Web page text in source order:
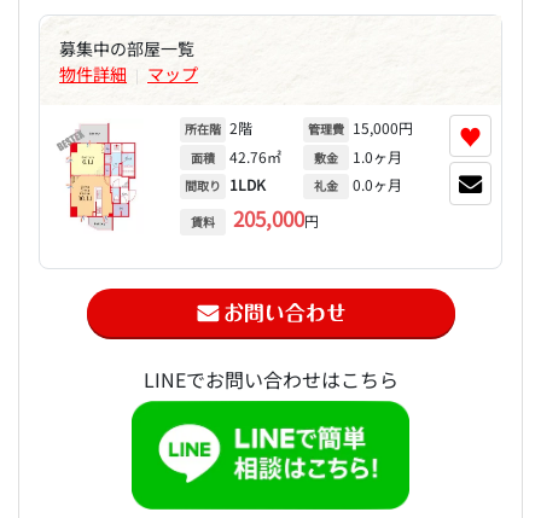
募集中の部屋一覧
物件詳細 | マップ
所在階 2階
面積 42.76㎡
間取り 1LDK
賃料 205,000円
管理費 15,000円
敷金 1.0ヶ月
礼金 0.0ヶ月
♥
LINEでお問い合わせはこちら